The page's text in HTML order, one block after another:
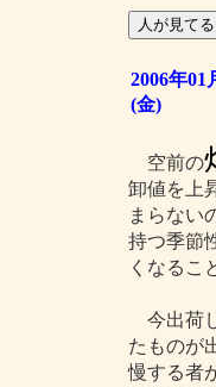
2006年01
(金)
空前の
卸値を上
まらない
持つ季節
くなるこ
今出荷
たものが
慢する者